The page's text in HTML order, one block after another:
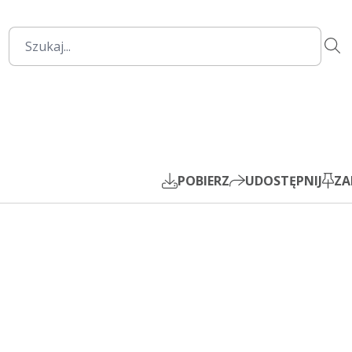
POBIERZ UDOSTĘPNIJ